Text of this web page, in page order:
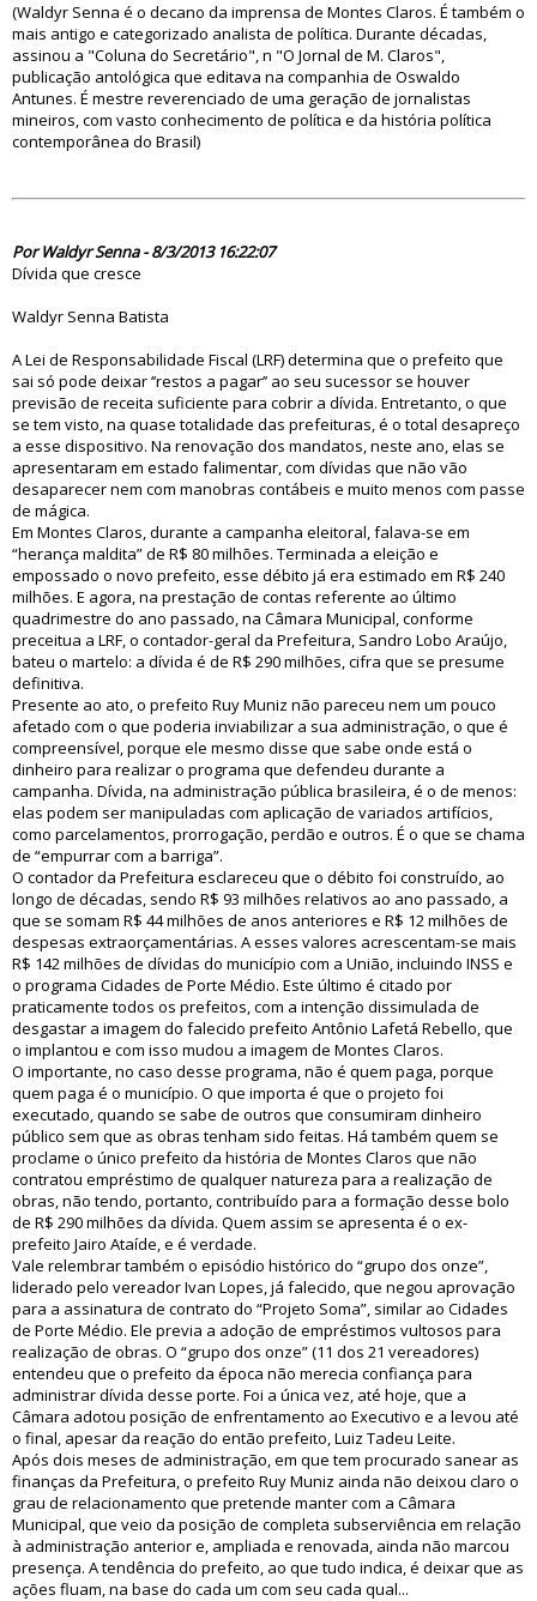
(Waldyr Senna é o decano da imprensa de Montes Claros. É também o
mais antigo e categorizado analista de política. Durante décadas,
assinou a "Coluna do Secretário", n "O Jornal de M. Claros",
publicação antológica que editava na companhia de Oswaldo
Antunes. É mestre reverenciado de uma geração de jornalistas
mineiros, com vasto conhecimento de política e da história política
contemporânea do Brasil)
Por Waldyr Senna - 8/3/2013 16:22:07
Dívida que cresce
Waldyr Senna Batista
A Lei de Responsabilidade Fiscal (LRF) determina que o prefeito que
sai só pode deixar ‘’restos a pagar’’ ao seu sucessor se houver
previsão de receita suficiente para cobrir a dívida. Entretanto, o que
se tem visto, na quase totalidade das prefeituras, é o total desapreço
a esse dispositivo. Na renovação dos mandatos, neste ano, elas se
apresentaram em estado falimentar, com dívidas que não vão
desaparecer nem com manobras contábeis e muito menos com passe
de mágica.
Em Montes Claros, durante a campanha eleitoral, falava-se em
“herança maldita” de R$ 80 milhões. Terminada a eleição e
empossado o novo prefeito, esse débito já era estimado em R$ 240
milhões. E agora, na prestação de contas referente ao último
quadrimestre do ano passado, na Câmara Municipal, conforme
preceitua a LRF, o contador-geral da Prefeitura, Sandro Lobo Araújo,
bateu o martelo: a dívida é de R$ 290 milhões, cifra que se presume
definitiva.
Presente ao ato, o prefeito Ruy Muniz não pareceu nem um pouco
afetado com o que poderia inviabilizar a sua administração, o que é
compreensível, porque ele mesmo disse que sabe onde está o
dinheiro para realizar o programa que defendeu durante a
campanha. Dívida, na administração pública brasileira, é o de menos:
elas podem ser manipuladas com aplicação de variados artifícios,
como parcelamentos, prorrogação, perdão e outros. É o que se chama
de “empurrar com a barriga”.
O contador da Prefeitura esclareceu que o débito foi construído, ao
longo de décadas, sendo R$ 93 milhões relativos ao ano passado, a
que se somam R$ 44 milhões de anos anteriores e R$ 12 milhões de
despesas extraorçamentárias. A esses valores acrescentam-se mais
R$ 142 milhões de dívidas do município com a União, incluindo INSS e
o programa Cidades de Porte Médio. Este último é citado por
praticamente todos os prefeitos, com a intenção dissimulada de
desgastar a imagem do falecido prefeito Antônio Lafetá Rebello, que
o implantou e com isso mudou a imagem de Montes Claros.
O importante, no caso desse programa, não é quem paga, porque
quem paga é o município. O que importa é que o projeto foi
executado, quando se sabe de outros que consumiram dinheiro
público sem que as obras tenham sido feitas. Há também quem se
proclame o único prefeito da história de Montes Claros que não
contratou empréstimo de qualquer natureza para a realização de
obras, não tendo, portanto, contribuído para a formação desse bolo
de R$ 290 milhões da dívida. Quem assim se apresenta é o ex-
prefeito Jairo Ataíde, e é verdade.
Vale relembrar também o episódio histórico do “grupo dos onze”,
liderado pelo vereador Ivan Lopes, já falecido, que negou aprovação
para a assinatura de contrato do “Projeto Soma”, similar ao Cidades
de Porte Médio. Ele previa a adoção de empréstimos vultosos para
realização de obras. O “grupo dos onze” (11 dos 21 vereadores)
entendeu que o prefeito da época não merecia confiança para
administrar dívida desse porte. Foi a única vez, até hoje, que a
Câmara adotou posição de enfrentamento ao Executivo e a levou até
o final, apesar da reação do então prefeito, Luiz Tadeu Leite.
Após dois meses de administração, em que tem procurado sanear as
finanças da Prefeitura, o prefeito Ruy Muniz ainda não deixou claro o
grau de relacionamento que pretende manter com a Câmara
Municipal, que veio da posição de completa subserviência em relação
à administração anterior e, ampliada e renovada, ainda não marcou
presença. A tendência do prefeito, ao que tudo indica, é deixar que as
ações fluam, na base do cada um com seu cada qual...